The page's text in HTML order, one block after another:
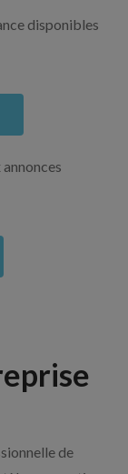
disponibles
de